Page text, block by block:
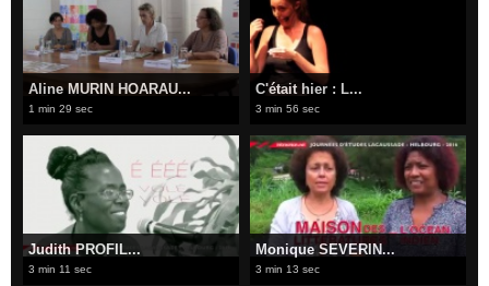
Aline MURIN HOARAU...
1 min 29 sec
C'était hier : L...
3 min 56 sec
Judith PROFIL...
3 min 11 sec
Monique SEVERIN...
3 min 13 sec